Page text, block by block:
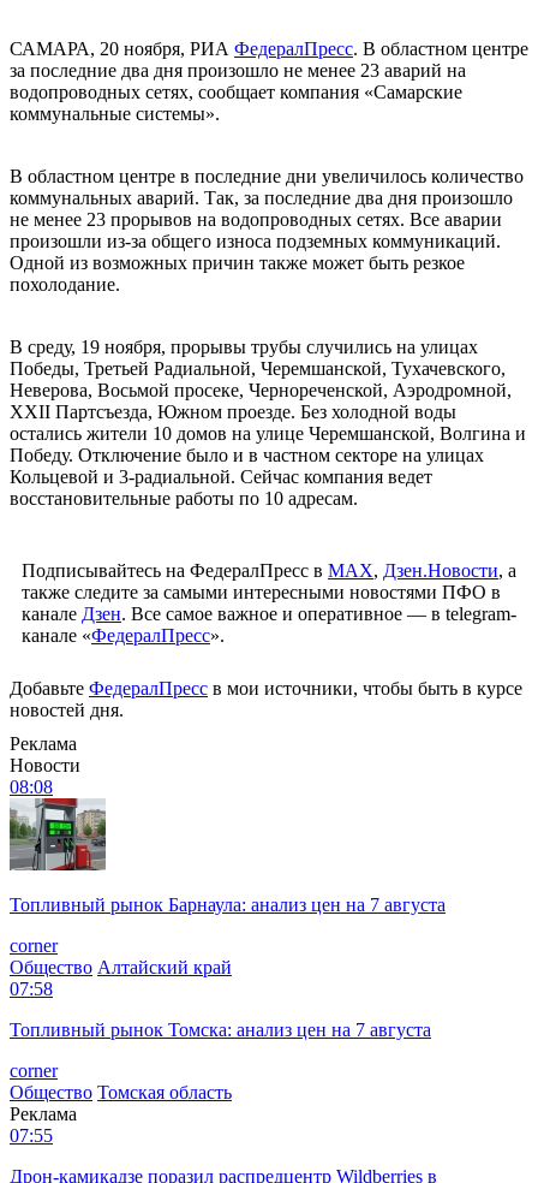
САМАРА, 20 ноября, РИА ФедералПресс. В областном центре
за последние два дня произошло не менее 23 аварий на
водопроводных сетях, сообщает компания «Самарские
коммунальные системы».
В областном центре в последние дни увеличилось количество
коммунальных аварий. Так, за последние два дня произошло
не менее 23 прорывов на водопроводных сетях. Все аварии
произошли из-за общего износа подземных коммуникаций.
Одной из возможных причин также может быть резкое
похолодание.
В среду, 19 ноября, прорывы трубы случились на улицах
Победы, Третьей Радиальной, Черемшанской, Тухачевского,
Неверова, Восьмой просеке, Чернореченской, Аэродромной,
XXII Партсъезда, Южном проезде. Без холодной воды
остались жители 10 домов на улице Черемшанской, Волгина и
Победу. Отключение было и в частном секторе на улицах
Кольцевой и 3-радиальной. Сейчас компания ведет
восстановительные работы по 10 адресам.
Подписывайтесь на ФедералПресс в МАХ, Дзен.Новости, а
также следите за самыми интересными новостями ПФО в
канале Дзен. Все самое важное и оперативное — в telegram-
канале «ФедералПресс».
Добавьте ФедералПресс в мои источники, чтобы быть в курсе
новостей дня.
Реклама
Новости
08:08
Топливный рынок Барнаула: анализ цен на 7 августа
corner
Общество Алтайский край
07:58
Топливный рынок Томска: анализ цен на 7 августа
corner
Общество Томская область
Реклама
07:55
Дрон-камикадзе поразил распредцентр Wildberries в